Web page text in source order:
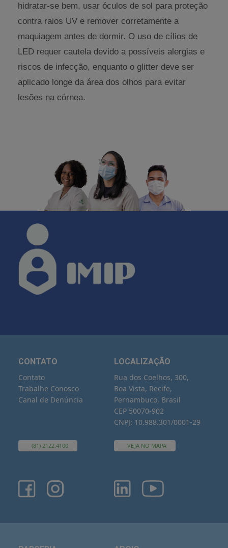
hidratar-se bem, usar óculos de sol para proteção
contra raios UV e remover corretamente a
maquiagem antes de dormir. O uso de cílios de
LED requer cautela devido a possíveis alergias e
riscos de infecção, enquanto o glitter deve ser
aplicado longe da área dos olhos para evitar
lesões na córnea.
CONTATO
Contato
Trabalhe Conosco
Canal de Denúncia
(81) 2122.4100
LOCALIZAÇÃO
Rua dos Coelhos, 300,
Boa Vista, Recife,
Pernambuco, Brasil
CEP 50070-902
CNPJ: 10.988.301/0001-29
VEJA NO MAPA